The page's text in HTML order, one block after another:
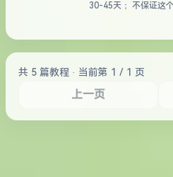
30-45天； 不保证这
共 5 篇教程 · 当前第 1 / 1 页
上一页